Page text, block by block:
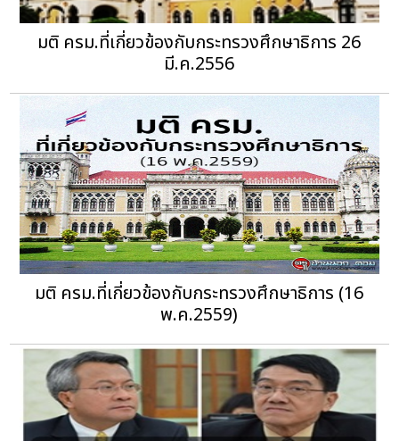
มติ ครม.ที่เกี่ยวข้องกับกระทรวงศึกษาธิการ 26
มี.ค.2556
มติ ครม.ที่เกี่ยวข้องกับกระทรวงศึกษาธิการ (16
พ.ค.2559)